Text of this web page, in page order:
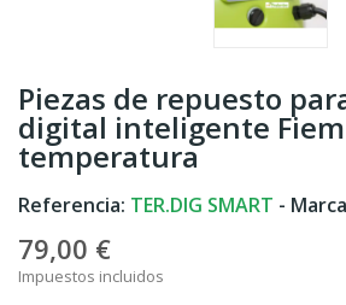
Piezas de repuesto
digital inteligente Fiem
temperatura
Referencia: TER.DIG SMART -
79,00 €
Impuestos incluidos